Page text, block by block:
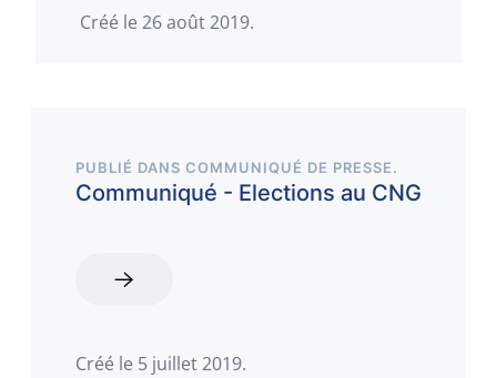
Créé le 26 août 2019.
PUBLIÉ DANS COMMUNIQUÉ DE PRESSE.
Communiqué - Elections au CNG
Créé le 5 juillet 2019.